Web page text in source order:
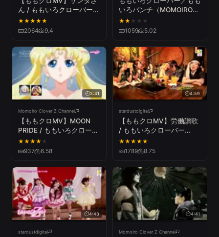
ん / ももいろクローバー
Z（MOMOIRO CLOVER Z
／SANTA SAN）
★★★★★
2064 9.4
いろパンチ（MOMOIRO
CLOVER／MOMOIRO
PUNCH）
★★ ★ ★ ★
1059 5.02
3:41
Momoiro Clover Z Channel
【ももクロMV】MOON
PRIDE / ももいろクローバ
ーZ（MOON PRIDE／
MOMOIRO CLOVER Z
SAILORMOON Crystal"）
★★★★ ★
937 6.58
4:59
stardustdigital
【ももクロMV】労働讃歌
/ ももいろクローバー
Z（MOMOIRO CLOVER Z
／ROUDOU SANKA）
★★★★★
1789 8.75
4:43
stardustdigital
4:41
Momoiro Clover Z Channel